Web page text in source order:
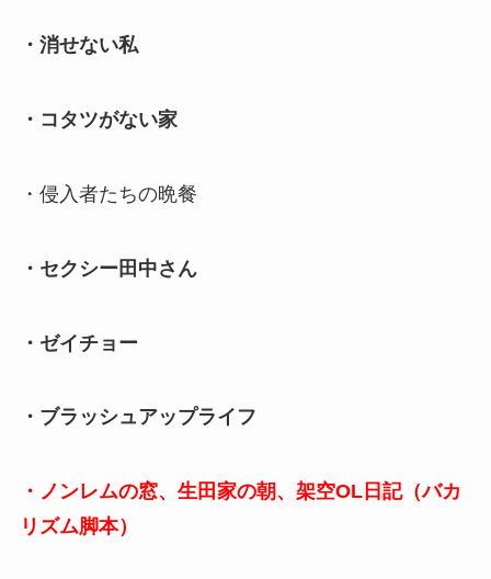
・消せない私
・コタツがない家
・侵入者たちの晩餐
・セクシー田中さん
・ゼイチョー
・ブラッシュアップライフ
・ノンレムの窓、生田家の朝、架空OL日記（バカ
リズム脚本）